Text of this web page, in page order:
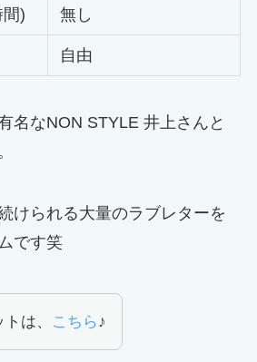
) 無し
自由
名なNON STYLE 井上さんと
けられる大量のラブレターを
です笑
は、 こちら♪